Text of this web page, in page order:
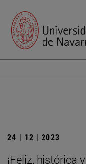
24 | 12 | 2023
¡Feliz, histórica